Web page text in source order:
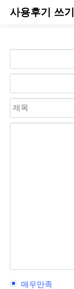
사용후기 쓰기
매우만족